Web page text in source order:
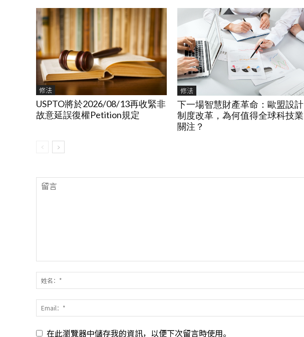
修法
USPTO將於2026/08/13再收緊非
故意延誤復權Petition規定
修法
下一場智慧財產革命：歐盟設計
制度改革，為何值得全球科技業
關注？
在此瀏覽器中儲存我的資訊，以便下次留言時使用。